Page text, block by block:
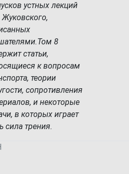
устных лекций
8
статьи,
к вопросам
теории
сопротивления
и некоторые
в которых играет
сила трения.